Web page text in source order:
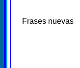
Frases nuevas